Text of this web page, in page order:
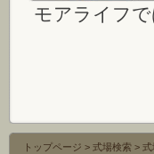
モアライフ
トップページ > 式場検索 > 式